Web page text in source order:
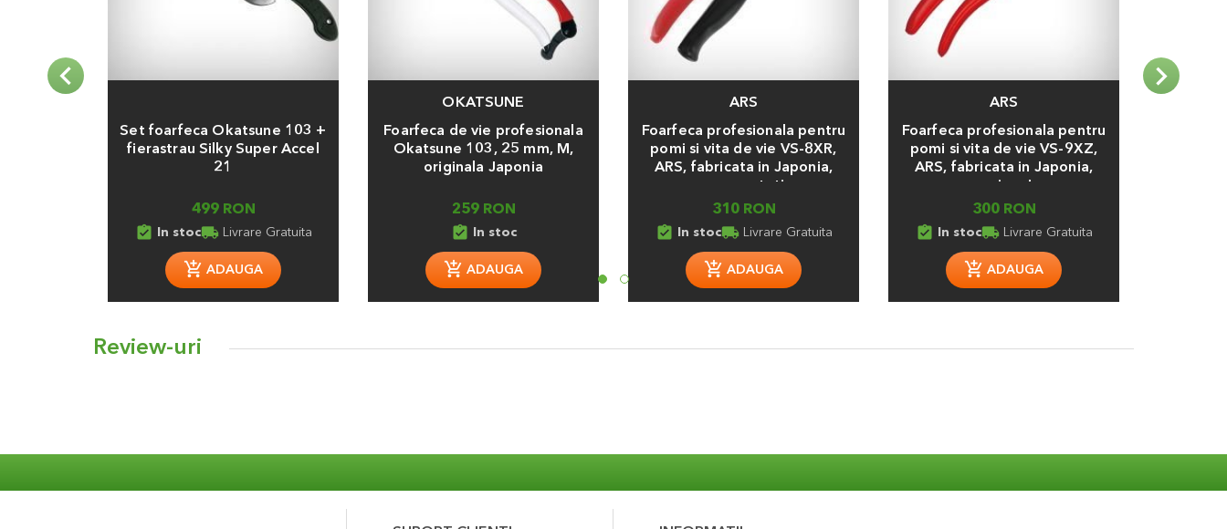
Set foarfeca Okatsune 103 +
fierastrau Silky Super Accel
21
499 RON
assignment_turned_in In stoclocal_shipping Livrare Gratuita
ADAUGA
OKATSUNE
Foarfeca de vie profesionala
Okatsune 103, 25 mm, M,
originala Japonia
259 RON
assignment_turned_in In stoc
ADAUGA
ARS
Foarfeca profesionala pentru
pomi si vita de vie VS-8XR,
ARS, fabricata in Japonia,
maner rotativ
310 RON
assignment_turned_in In stoclocal_shipping Livrare Gratuita
ADAUGA
ARS
Foarfeca profesionala pentru
pomi si vita de vie VS-9XZ,
ARS, fabricata in Japonia,
marime L
300 RON
assignment_turned_in In stoclocal_shipping Livrare Gratuita
ADAUGA
Review-uri